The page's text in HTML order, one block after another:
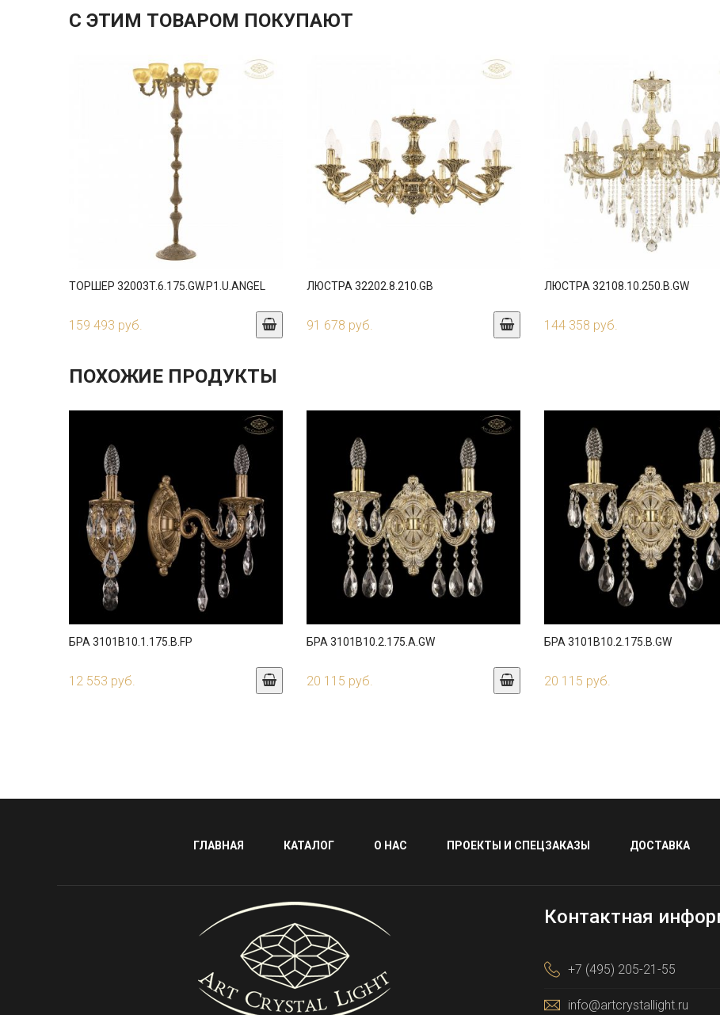
С ЭТИМ ТОВАРОМ ПОКУПАЮТ
ТОРШЕР 32003T.6.175.GW.P1.U.ANGEL
159 493 руб.
ЛЮСТРА 32202.8.210.GB
91 678 руб.
ЛЮСТРА 32108.10.250.B.GW
144 358 руб.
ПОХОЖИЕ ПРОДУКТЫ
БРА 3101B10.1.175.B.FP
12 553 руб.
БРА 3101B10.2.175.A.GW
20 115 руб.
БРА 3101B10.2.175.B.GW
20 115 руб.
ГЛАВНАЯ КАТАЛОГ О НАС ПРОЕКТЫ И СПЕЦЗАКАЗЫ ДОСТАВКА
Контактная
+7 (495) 205-21-55
info@artcrystallight.ru